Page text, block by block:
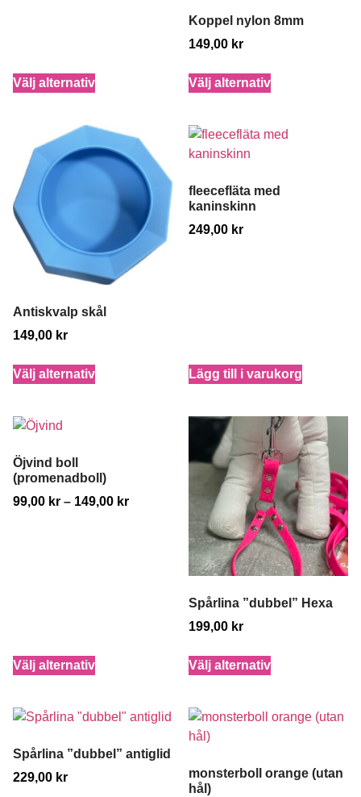
Välj alternativ
Koppel nylon 8mm
149,00 kr
Välj alternativ
Antiskvalp skål
149,00 kr
Välj alternativ
fleecefläta med
kaninskinn
249,00 kr
Lägg till i varukorg
Öjvind boll
(promenadboll)
99,00 kr – 149,00 kr
Välj alternativ
Spårlina ”dubbel” Hexa
199,00 kr
Välj alternativ
Spårlina ”dubbel” antiglid
229,00 kr
monsterboll orange (utan
hål)